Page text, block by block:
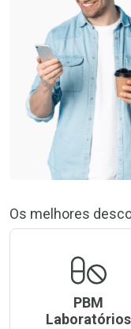
Os melhores
PBM
Laboratórios